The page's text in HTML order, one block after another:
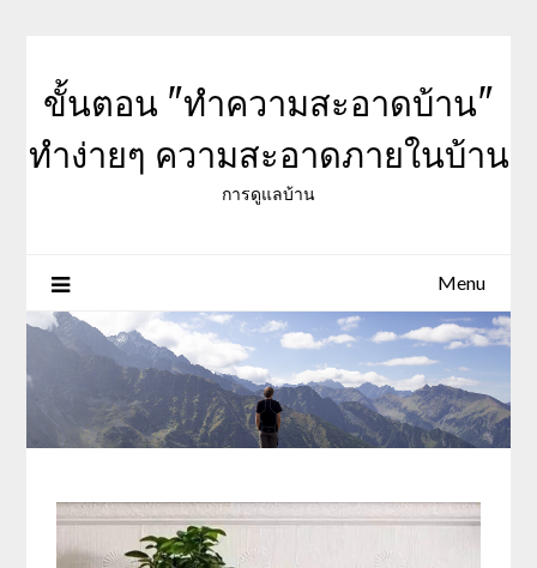
content
ขั้นตอน "ทำความสะอาดบ้าน"
ทำง่ายๆ ความสะอาดภายในบ้าน
การดูแลบ้าน
Menu